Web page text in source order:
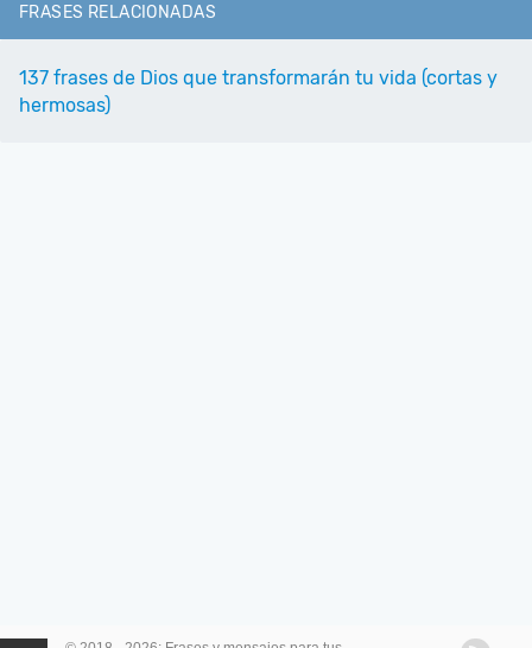
FRASES RELACIONADAS
137 frases de Dios que transformarán tu vida (cortas y
hermosas)